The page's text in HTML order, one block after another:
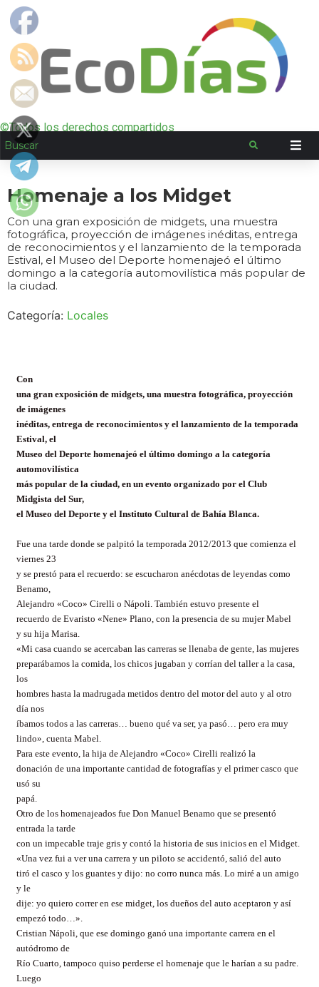
©Todos los derechos compartidos
Homenaje a los Midget
Con una gran exposición de midgets, una muestra
fotográfica, proyección de imágenes inéditas, entrega
de reconocimientos y el lanzamiento de la temporada
Estival, el Museo del Deporte homenajeó el último
domingo a la categoría automovilística más popular de
la ciudad.
Categoría: Locales
Con
una gran exposición de midgets, una muestra fotográfica, proyección
de imágenes
inéditas, entrega de reconocimientos y el lanzamiento de la temporada
Estival, el
Museo del Deporte homenajeó el último domingo a la categoría
automovilística
más popular de la ciudad, en un evento organizado por el Club
Midgista del Sur,
el Museo del Deporte y el Instituto Cultural de Bahía Blanca.
Fue una tarde donde se palpitó la temporada 2012/2013 que comienza el
viernes 23
y se prestó para el recuerdo: se escucharon anécdotas de leyendas como
Benamo,
Alejandro «Coco» Cirelli o Nápoli. También estuvo presente el
recuerdo de Evaristo «Nene» Plano, con la presencia de su mujer Mabel
y su hija Marisa.
«Mi casa cuando se acercaban las carreras se llenaba de gente, las mujeres
preparábamos la comida, los chicos jugaban y corrían del taller a la casa,
los
hombres hasta la madrugada metidos dentro del motor del auto y al otro
día nos
íbamos todos a las carreras… bueno qué va ser, ya pasó… pero era muy
lindo», cuenta Mabel.
Para este evento, la hija de Alejandro «Coco» Cirelli realizó la
donación de una importante cantidad de fotografías y el primer casco que
usó su
papá.
Otro de los homenajeados fue Don Manuel Benamo que se presentó
entrada la tarde
con un impecable traje gris y contó la historia de sus inicios en el Midget.
«Una vez fui a ver una carrera y un piloto se accidentó, salió del auto
tiró el casco y los guantes y dijo: no corro nunca más. Lo miré a un amigo
y le
dije: yo quiero correr en ese midget, los dueños del auto aceptaron y así
empezó todo…».
Cristian Nápoli, que ese domingo ganó una importante carrera en el
autódromo de
Río Cuarto, tampoco quiso perderse el homenaje que le harían a su padre.
Luego